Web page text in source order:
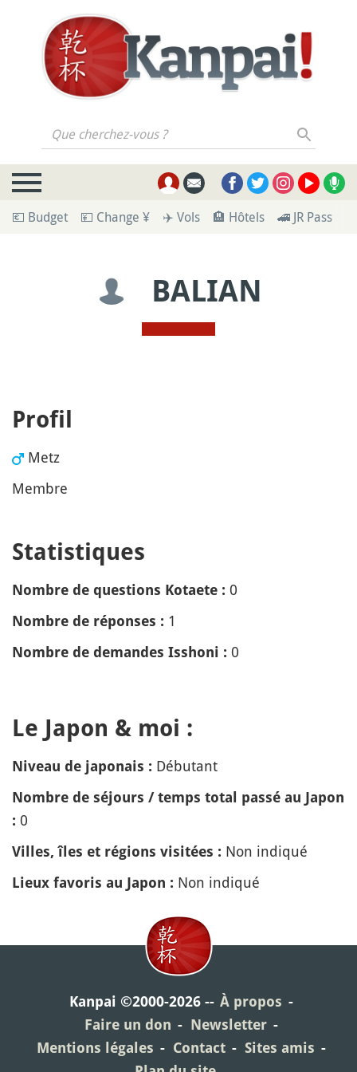
Que cherchez-vous ?
💶 Budget 💴 Change ¥ ✈️ Vols 🏨 Hôtels 🚄 JR Pass
BALIAN
Profil
Metz
Membre
Statistiques
Nombre de questions Kotaete : 0
Nombre de réponses : 1
Nombre de demandes Isshoni : 0
Le Japon & moi :
Niveau de japonais : Débutant
Nombre de séjours / temps total passé au Japon
: 0
Villes, îles et régions visitées : Non indiqué
Lieux favoris au Japon : Non indiqué
Kanpai ©2000-2026
À propos
Faire un don
Newsletter
Mentions légales
Contact
Sites amis